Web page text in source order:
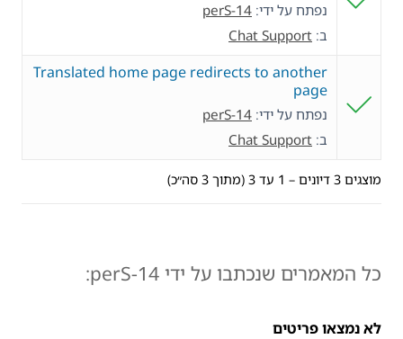
נפתח על ידי: perS-14
ב: Chat Support
Translated home page redirects to another
page
נפתח על ידי: perS-14
ב: Chat Support
מוצגים 3 דיונים – 1 עד 3 (מתוך 3 סה״כ)
כל המאמרים שנכתבו על ידי perS-14:
לא נמצאו פריטים